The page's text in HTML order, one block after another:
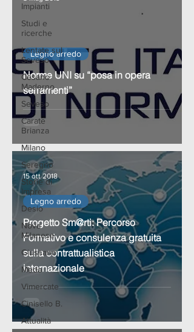
Impianti
Studi e
ricerche
Lentate sul
Seveso
Cesano
Maderno
Seveso
Carate
Brianza
Milano
Seregno
Storie di
Impresa
Desio
Nova
Milanese
Giussano
Meda
Vimercate
Cinisello B.
Attualità
Norme UNI su “posa in opera
serramenti”
Legno arredo
Progetto Sm@rti: Percorso
Formativo e consulenza gratuita
sulla contrattualistica
internazionale
Legno arredo
15 ott 2018